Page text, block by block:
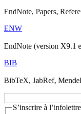
EndNote, Papers,
ENW
EndNote (version X9.1
BIB
BibTeX, JabRef,
S’inscrire à